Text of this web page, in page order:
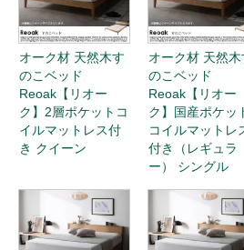
関連カテゴリ： すのこベッド ベッド
ダブルサイズベッド
この商品のカテ
ベッド